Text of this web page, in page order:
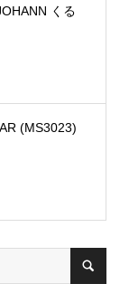
くる
(MS3023)